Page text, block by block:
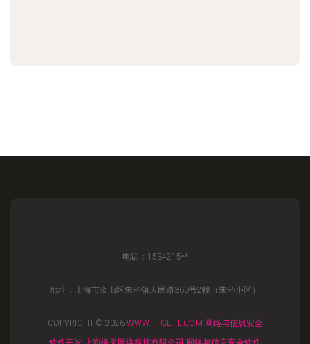
电话：1534215**
地址：上海市金山区朱泾镇人民路360号2幢（朱泾小区）
COPYRIGHT © 2026 WWW.FTGLHL.COM 网络与信息安全